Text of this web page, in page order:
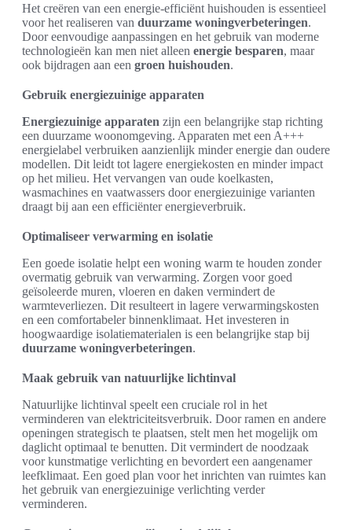
Het creëren van een energie-efficiënt huishouden is essentieel
voor het realiseren van duurzame woningverbeteringen.
Door eenvoudige aanpassingen en het gebruik van moderne
technologieën kan men niet alleen energie besparen, maar
ook bijdragen aan een groen huishouden.
Gebruik energiezuinige apparaten
Energiezuinige apparaten zijn een belangrijke stap richting
een duurzame woonomgeving. Apparaten met een A+++
energielabel verbruiken aanzienlijk minder energie dan oudere
modellen. Dit leidt tot lagere energiekosten en minder impact
op het milieu. Het vervangen van oude koelkasten,
wasmachines en vaatwassers door energiezuinige varianten
draagt bij aan een efficiënter energieverbruik.
Optimaliseer verwarming en isolatie
Een goede isolatie helpt een woning warm te houden zonder
overmatig gebruik van verwarming. Zorgen voor goed
geïsoleerde muren, vloeren en daken vermindert de
warmteverliezen. Dit resulteert in lagere verwarmingskosten
en een comfortabeler binnenklimaat. Het investeren in
hoogwaardige isolatiematerialen is een belangrijke stap bij
duurzame woningverbeteringen.
Maak gebruik van natuurlijke lichtinval
Natuurlijke lichtinval speelt een cruciale rol in het
verminderen van elektriciteitsverbruik. Door ramen en andere
openingen strategisch te plaatsen, stelt men het mogelijk om
daglicht optimaal te benutten. Dit vermindert de noodzaak
voor kunstmatige verlichting en bevordert een aangenamer
leefklimaat. Een goed plan voor het inrichten van ruimtes kan
het gebruik van energiezuinige verlichting verder
verminderen.